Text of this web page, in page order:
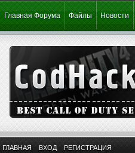
Главная Форума Файлы Новости
ГЛАВНАЯ ВХОД РЕГИСТРАЦИЯ